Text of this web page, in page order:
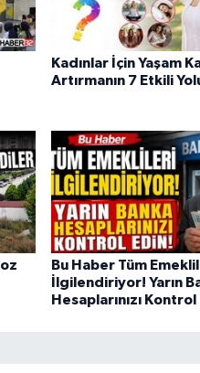
Kadınlar İçin Yaşam
Artırmanın 7 Etkili
Bu Haber Tüm
İlgilendiriyor! Yarın
Hesaplarınızı Kontrol